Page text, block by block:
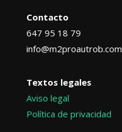
Contacto
647 95 18 79
info@m2proautrob.com
Textos legales
Aviso legal
Política de privacidad